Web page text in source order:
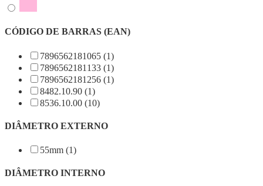
CÓDIGO DE BARRAS (EAN)
7896562181065 (1)
7896562181133 (1)
7896562181256 (1)
8482.10.90 (1)
8536.10.00 (10)
DIÂMETRO EXTERNO
55mm (1)
DIÂMETRO INTERNO